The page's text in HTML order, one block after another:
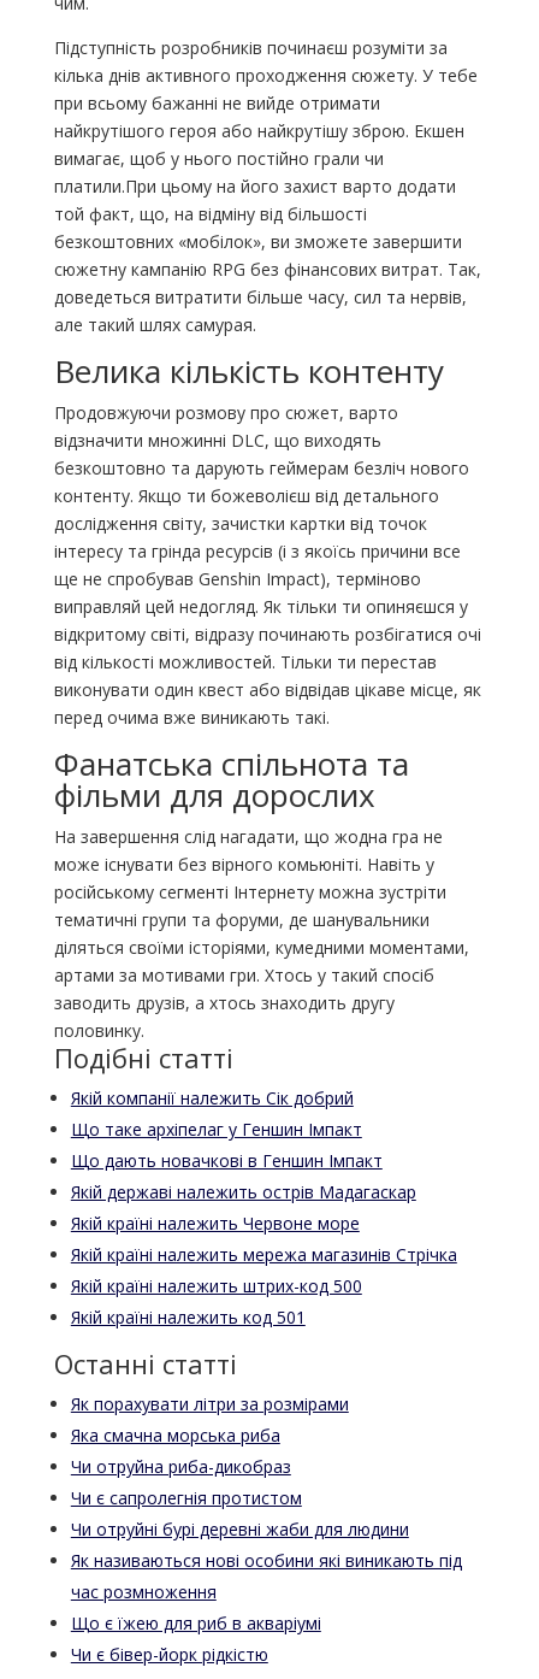
Підступність розробників починаєш розуміти за
кілька днів активного проходження сюжету. У тебе
при всьому бажанні не вийде отримати
найкрутішого героя або найкрутішу зброю. Екшен
вимагає, щоб у нього постійно грали чи
платили.При цьому на його захист варто додати
той факт, що, на відміну від більшості
безкоштовних «мобілок», ви зможете завершити
сюжетну кампанію RPG без фінансових витрат. Так,
доведеться витратити більше часу, сил та нервів,
але такий шлях самурая.
Велика кількість контенту
Продовжуючи розмову про сюжет, варто
відзначити множинні DLC, що виходять
безкоштовно та дарують геймерам безліч нового
контенту. Якщо ти божеволієш від детального
дослідження світу, зачистки картки від точок
інтересу та грінда ресурсів (і з якоїсь причини все
ще не спробував Genshin Impact), терміново
виправляй цей недогляд. Як тільки ти опиняєшся у
відкритому світі, відразу починають розбігатися очі
від кількості можливостей. Тільки ти перестав
виконувати один квест або відвідав цікаве місце, як
перед очима вже виникають такі.
Фанатська спільнота та
фільми для дорослих
На завершення слід нагадати, що жодна гра не
може існувати без вірного комьюніті. Навіть у
російському сегменті Інтернету можна зустріти
тематичні групи та форуми, де шанувальники
діляться своїми історіями, кумедними моментами,
артами за мотивами гри. Хтось у такий спосіб
заводить друзів, а хтось знаходить другу
половинку.
Подібні статті
Якій компанії належить Сік добрий
Що таке архіпелаг у Геншин Імпакт
Що дають новачкові в Геншин Імпакт
Якій державі належить острів Мадагаскар
Якій країні належить Червоне море
Якій країні належить мережа магазинів Стрічка
Якій країні належить штрих-код 500
Якій країні належить код 501
Останні статті
Як порахувати літри за розмірами
Яка смачна морська риба
Чи отруйна риба-дикобраз
Чи є сапролегнія протистом
Чи отруйні бурі деревні жаби для людини
Як називаються нові особини які виникають під
час розмноження
Що є їжею для риб в акваріумі
Чи є бівер-йорк рідкістю